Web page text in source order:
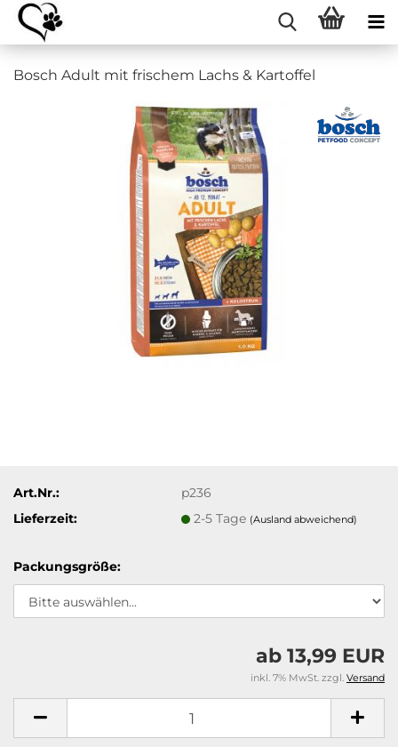
Bosch Adult mit frischem Lachs & Kartoffel
Art.Nr.:
p236
Lieferzeit:
2-5 Tage (Ausland abweichend)
Packungsgröße:
ab 13,99 EUR
inkl. 7% MwSt. zzgl. Versand